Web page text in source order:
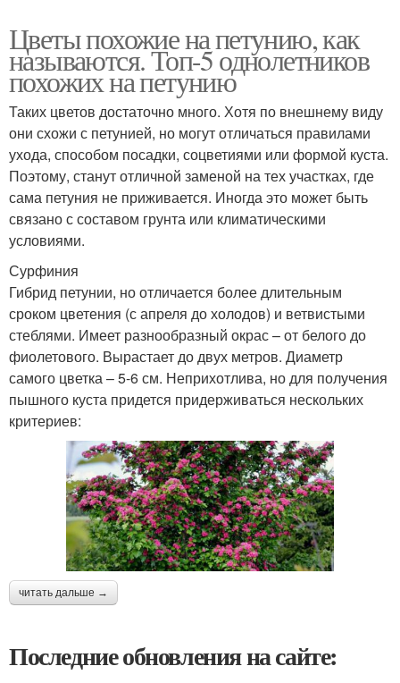
Цветы похожие на петунию, как
называются. Топ-5 однолетников
похожих на петунию
Таких цветов достаточно много. Хотя по внешнему виду
они схожи с петунией, но могут отличаться правилами
ухода, способом посадки, соцветиями или формой куста.
Поэтому, станут отличной заменой на тех участках, где
сама петуния не приживается. Иногда это может быть
связано с составом грунта или климатическими
условиями.
Сурфиния
Гибрид петунии, но отличается более длительным
сроком цветения (с апреля до холодов) и ветвистыми
стеблями. Имеет разнообразный окрас – от белого до
фиолетового. Вырастает до двух метров. Диаметр
самого цветка – 5-6 см. Неприхотлива, но для получения
пышного куста придется придерживаться нескольких
критериев:
читать дальше →
Последние обновления на сайте: